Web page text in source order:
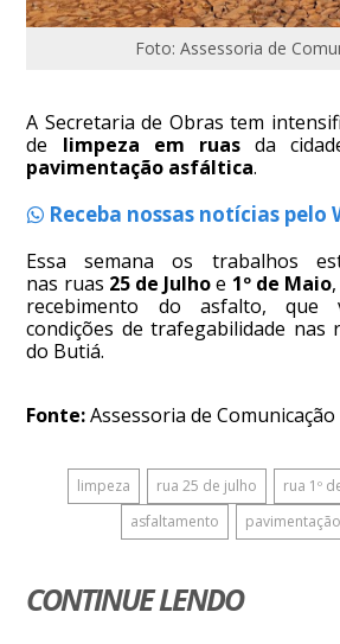
Foto: Assessoria de
A Secretaria de Obras tem
de limpeza em ruasda
pavimentação asfáltica.
Receba nossas notícias pelo
Essa semana os trabalhos
nas ruas 25 de Julhoe 1º de Maio
recebimento do asfalto, que
condições de trafegabilidade nas
do Butiá.
Fonte:Assessoria de Comunicação
limpeza rua 25 de julho rua 1º
asfaltamento
CONTINUE LENDO